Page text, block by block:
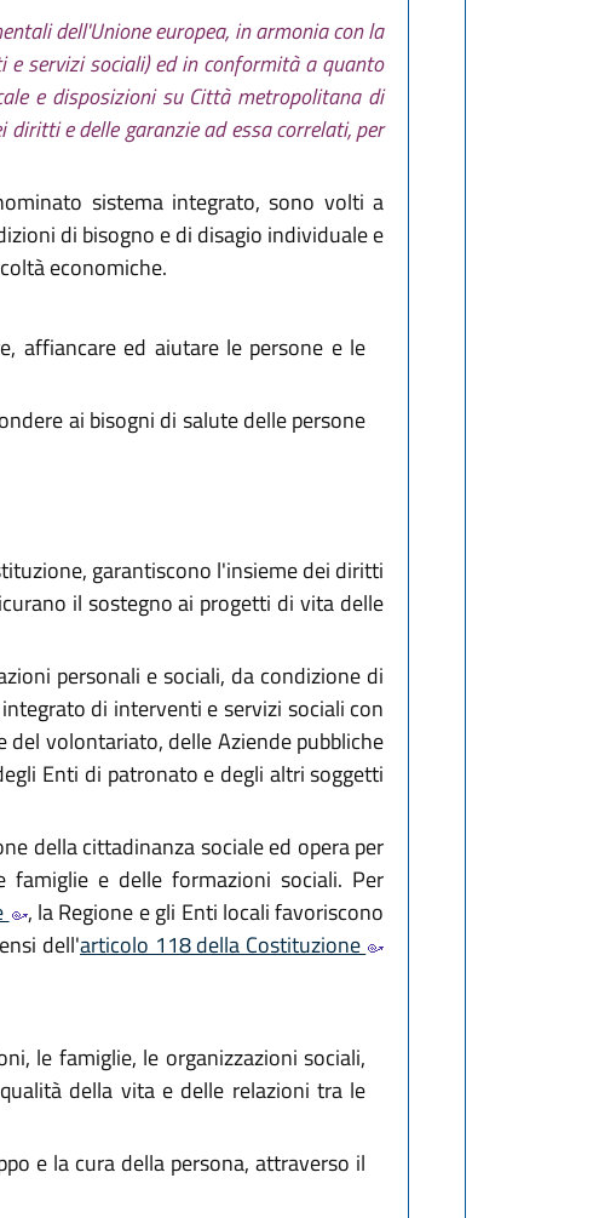
dell'Unione europea, in armonia con la
servizi sociali) ed in conformità a quanto
e disposizioni su Città metropolitana di
diritti e delle garanzie ad essa correlati, per
sistema integrato, sono volti a
di bisogno e di disagio individuale e
economiche.
affiancare ed aiutare le persone e le
ai bisogni di salute delle persone
garantiscono l'insieme dei diritti
il sostegno ai progetti di vita delle
personali e sociali, da condizione di
di interventi e servizi sociali con
volontariato, delle Aziende pubbliche
Enti di patronato e degli altri soggetti
della cittadinanza sociale ed opera per
e delle formazioni sociali. Per
, la Regione e gli Enti locali favoriscono
dell'articolo 118 della Costituzione
le famiglie, le organizzazioni sociali,
della vita e delle relazioni tra le
e la cura della persona, attraverso il